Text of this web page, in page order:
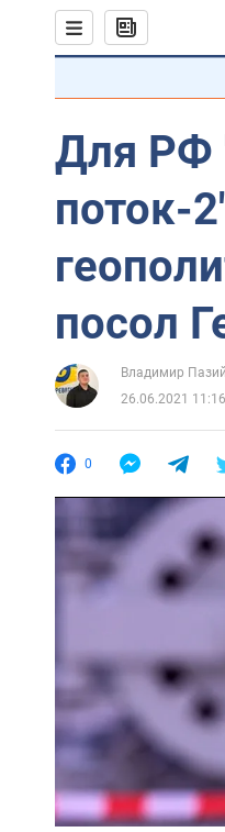
Для РФ
поток-
посол
Владимир Пазий
26.06.2021 11:16
0